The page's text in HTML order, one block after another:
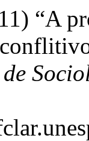
“A